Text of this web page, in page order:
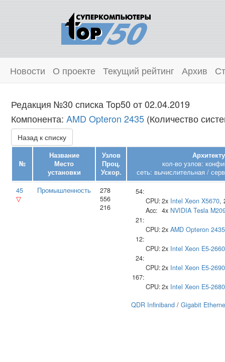
Новости О проекте Текущий рейтинг Архив
Редакция №30 списка Top50 от 02.04.2019
Компонента: AMD Opteron 2435 (Количество
Назад к списку
№
Название
Место
установки
Узлов
Проц.
Ускор.
кол-во узлов:
сеть: вычислительная /
45
▽
Промышленность
278
556
216
54:
CPU:2x Intel Xeon X5670,
Acc: 4x NVIDIA Tesla
21:
CPU:2x AMD Opteron 2435
12:
CPU:2x Intel Xeon E5-
24:
CPU:2x Intel Xeon E5-
167:
CPU:2x Intel Xeon E5-2680
QDR Infiniband / Gigabit